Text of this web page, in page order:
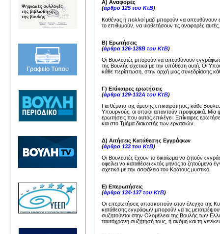
Α) Αναφορές
(άρθρο 125 του ΚτΒ)
Καθένας ή πολλοί μαζί μπορούν να
το επιθυμούν, να υιοθετήσουν τις αναφορές
Β) Ερωτήσεις
(άρθρα 126-128Β του ΚτΒ)
Οι Βουλευτές μπορούν να απευθύνουν
της Βουλής σχετικά με την υπόθεση αυτή. Οι
κάθε περίπτωση, στην αρχή μιας συνεδρίασης
Γ) Επίκαιρες ερωτήσεις
(άρθρα 129-132Α του ΚτΒ)
Για θέματα της άμεσης επικαιρότητας, κάθε
Υπουργούς, οι οποίοι απαντούν προφορικά. Μία
ερωτήσεις που αυτός επιλέγει. Επίκαιρες
και στο Τμήμα διακοπής των εργασιών.
Δ) Αιτήσεις Κατάθεσης Εγγράφων
(άρθρο 133 του ΚτΒ)
Οι Βουλευτές έχουν το δικαίωμα να ζητούν
οφείλει να καταθέσει εντός μηνός τα
σχετικό με την ασφάλεια του Κράτους μυστικό.
Ε) Επερωτήσεις
(άρθρα 134-137 του ΚτΒ)
Οι επερωτήσεις αποσκοπούν στον έλεγχο της
κατάθεσης εγγράφων μπορούν να τις
συζητούνται στην Ολομέλεια της Βουλής των
ταυτόχρονη συζήτησή τους, ή ακόμη και τη